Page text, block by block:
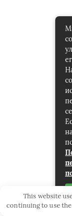
This website
continuing to use